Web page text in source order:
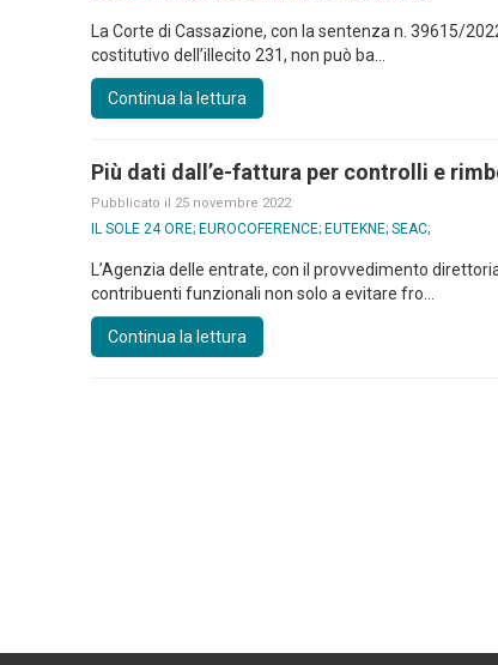
La Corte di Cassazione, con la sentenza n. 39615/
costitutivo dell’illecito 231, non può ba...
Continua la lettura
Più dati dall’e-fattura per controlli e
Pubblicato il 25 novembre 2022
IL SOLE 24 ORE; EUROCOFERENCE; EUTEKNE; SEAC;
L’Agenzia delle entrate, con il provvedimento
contribuenti funzionali non solo a evitare fro...
Continua la lettura